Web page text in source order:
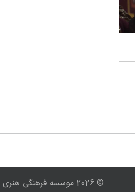
© 2026 موسسه فرهنگی هنری